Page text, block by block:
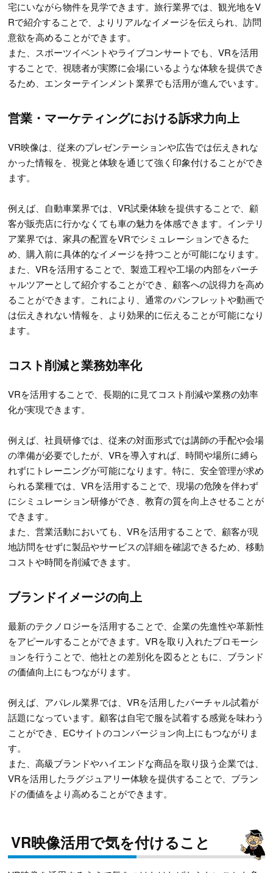
宅にいながら物件を見学できます。旅行業界では、観光地をV
Rで紹介することで、よりリアルなイメージを伝えられ、訪問
意欲を高めることができます。
また、スポーツイベントやライブコンサートでも、VRを活用
することで、視聴者が実際に会場にいるような体験を提供でき
るため、エンターテインメント業界でも活用が進んでいます。
営業・マーケティングにおける訴求力向上
VR映像は、従来のプレゼンテーションや広告では伝えきれな
かった情報を、視覚と体験を通じて強く印象付けることができ
ます。
例えば、自動車業界では、VR試乗体験を提供することで、顧
客が販売店に行かなくても車の魅力を体感できます。インテリ
ア業界では、家具の配置をVRでシミュレーションできるた
め、購入前に具体的なイメージを持つことが可能になります。
また、VRを活用することで、製造工程や工場の内部をバーチ
ャルツアーとして紹介することができ、顧客への説得力を高め
ることができます。これにより、通常のパンフレットや動画で
は伝えきれない情報を、より効果的に伝えることが可能になり
ます。
コスト削減と業務効率化
VRを活用することで、長期的に見てコスト削減や業務の効率
化が実現できます。
例えば、社員研修では、従来の対面形式では講師の手配や会場
の準備が必要でしたが、VRを導入すれば、時間や場所に縛ら
れずにトレーニングが可能になります。特に、安全管理が求め
られる業種では、VRを活用することで、現場の危険を伴わず
にシミュレーション研修ができ、教育の質を向上させることが
できます。
また、営業活動においても、VRを活用することで、顧客が現
地訪問をせずに製品やサービスの詳細を確認できるため、移動
コストや時間を削減できます。
ブランドイメージの向上
最新のテクノロジーを活用することで、企業の先進性や革新性
をアピールすることができます。VRを取り入れたプロモーシ
ョンを行うことで、他社との差別化を図るとともに、ブランド
の価値向上にもつながります。
例えば、アパレル業界では、VRを活用したバーチャル試着が
話題になっています。顧客は自宅で服を試着する感覚を味わう
ことができ、ECサイトのコンバージョン向上にもつながりま
す。
また、高級ブランドやハイエンドな商品を取り扱う企業では、
VRを活用したラグジュアリー体験を提供することで、ブラン
ドの価値をより高めることができます。
VR映像活用で気を付けること